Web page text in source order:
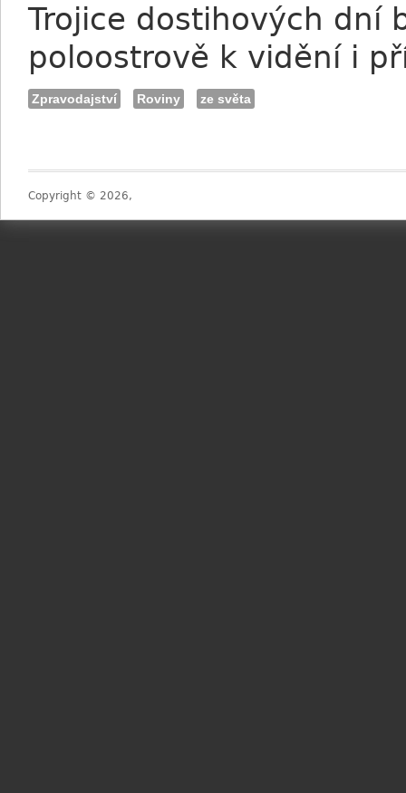
Trojice dostihových dní
poloostrově k vidění i
Zpravodajství Roviny ze světa
Copyright © 2026,